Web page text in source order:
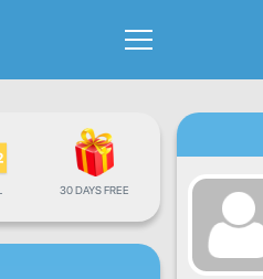
30 DAYS FREE